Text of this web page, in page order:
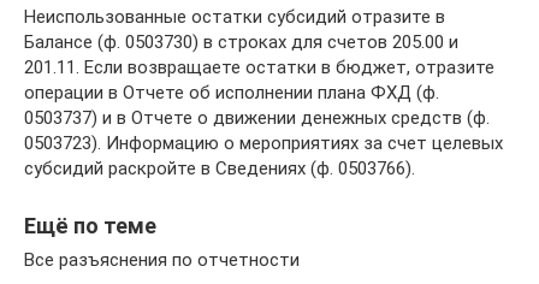
Неиспользованные остатки субсидий отразите в
Балансе (ф. 0503730) в строках для счетов 205.00 и
201.11. Если возвращаете остатки в бюджет, отразите
операции в Отчете об исполнении плана ФХД (ф.
0503737) и в Отчете о движении денежных средств (ф.
0503723). Информацию о мероприятиях за счет целевых
субсидий раскройте в Сведениях (ф. 0503766).
Ещё по теме
Все разъяснения по отчетности